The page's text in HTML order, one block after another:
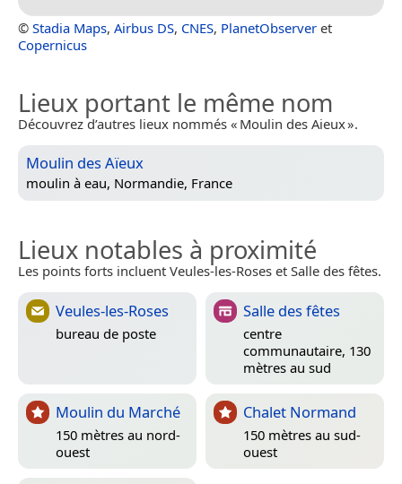
© Stadia Maps, Airbus DS, CNES, PlanetObserver et
Copernicus
Lieux portant le même nom
Découvrez d’autres lieux nommés « Moulin des Aieux ».
Moulin des Aïeux
moulin à eau, Normandie, France
Lieux notables à proximité
Les points forts incluent Veules-les-Roses et Salle des fêtes.
Veules-les-Roses
bureau de poste
Salle des fêtes
centre
communautaire, 130
mètres au sud
Moulin du Marché
150 mètres au nord-
ouest
Chalet Normand
150 mètres au sud-
ouest